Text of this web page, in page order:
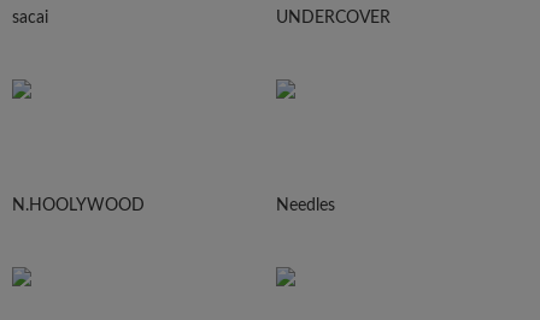
sacai UNDERCOVER
N.HOOLYWOOD Needles